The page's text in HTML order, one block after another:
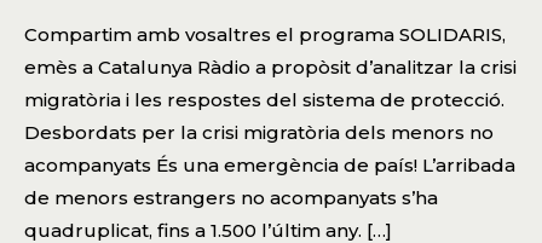
Compartim amb vosaltres el programa SOLIDARIS,
emès a Catalunya Ràdio a propòsit d’analitzar la crisi
migratòria i les respostes del sistema de protecció.
Desbordats per la crisi migratòria dels menors no
acompanyats És una emergència de país! L’arribada
de menors estrangers no acompanyats s’ha
quadruplicat, fins a 1.500 l’últim any. […]